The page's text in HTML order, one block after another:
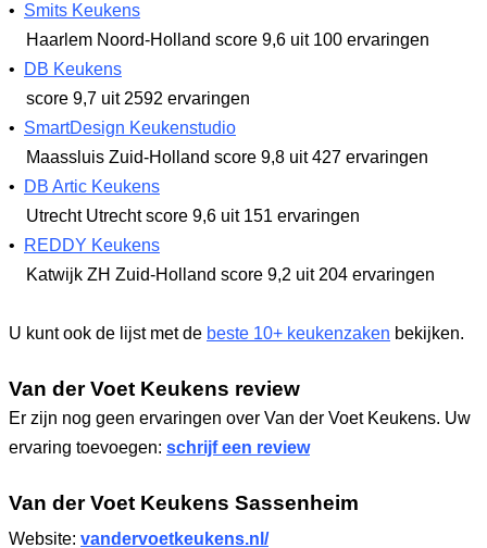
• Smits Keukens
Haarlem Noord-Holland score 9,6 uit 100 ervaringen
•
DB Keukens
score 9,7 uit 2592 ervaringen
• SmartDesign Keukenstudio
Maassluis Zuid-Holland score 9,8 uit 427 ervaringen
•
DB Artic Keukens
Utrecht Utrechtscore 9,6 uit 151 ervaringen
•
REDDY Keukens
Katwijk ZH Zuid-Holland score 9,2 uit 204 ervaringen
U kunt ook de lijst met de beste 10+ keukenzaken bekijken.
Van der Voet Keukens review
Er zijn nog geen ervaringen over Van der Voet Keukens. Uw
ervaring toevoegen: schrijf een review
Van der Voet Keukens Sassenheim
Website: vandervoetkeukens.nl/